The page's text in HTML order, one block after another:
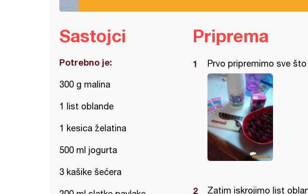
Sastojci
Potrebno je:
300 g malina
1 list oblande
1 kesica želatina
500 ml jogurta
3 kašike šećera
Priprema
Prvo pripremimo sve
Zatim iskrojimo list